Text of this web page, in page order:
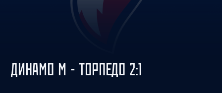
ДИНАМО М - ТОРПЕДО 2:1